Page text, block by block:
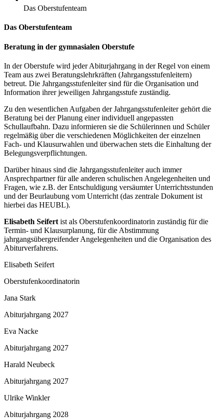
Das Oberstufenteam
Das Oberstufenteam
Beratung in der gymnasialen Oberstufe
In der Oberstufe wird jeder Abiturjahrgang in der Regel von einem
Team aus zwei Beratungslehrkräften (Jahrgangsstufenleitern)
betreut. Die Jahrgangsstufenleiter sind für die Organisation und
Information ihrer jeweiligen Jahrgangsstufe zuständig.
Zu den wesentlichen Aufgaben der Jahrgangsstufenleiter gehört die
Beratung bei der Planung einer individuell angepassten
Schullaufbahn. Dazu informieren sie die Schülerinnen und Schüler
regelmäßig über die verschiedenen Möglichkeiten der einzelnen
Fach- und Klausurwahlen und überwachen stets die Einhaltung der
Belegungsverpflichtungen.
Darüber hinaus sind die Jahrgangsstufenleiter auch immer
Ansprechpartner für alle anderen schulischen Angelegenheiten und
Fragen, wie z.B. der Entschuldigung versäumter Unterrichtsstunden
und der Beurlaubung vom Unterricht (das zentrale Dokument ist
hierbei das HEUBL).
Elisabeth Seifert ist als Oberstufenkoordinatorin zuständig für die
Termin- und Klausurplanung, für die Abstimmung
jahrgangsübergreifender Angelegenheiten und die Organisation des
Abiturverfahrens.
Elisabeth Seifert
Oberstufenkoordinatorin
Jana Stark
Abiturjahrgang 2027
Eva Nacke
Abiturjahrgang 2027
Harald Neubeck
Abiturjahrgang 2027
Ulrike Winkler
Abiturjahrgang 2028